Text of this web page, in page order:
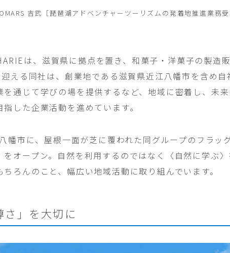
吉武［琵琶湖アドベンチャーツーリズムの発着地推進業務受
は、滋賀県に拠点を置き、和菓子・洋菓子の製造
える同社は、創業地である滋賀県近江八幡市を含め自
を通じて学びの場を提供するなど、地域に密着し、未
した企業活動を進めています。
幡市に、屋根一面が芝に覆われた同グループのフラッ
をオープン。自然を利用するのではなく〈自然に学ぶ〉
ろんのこと、幅広い地域活動に取り組んでいます。
さ」を大切に